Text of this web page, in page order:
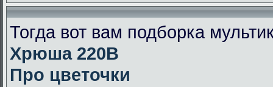
Тогда вот вам подборка
Хрюша 220В
Про цветочки